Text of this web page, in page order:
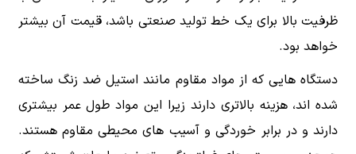
ظرفیت بالا برای یک خط تولید صنعتی باشد، قیمت آن بیشتر
خواهد بود.
دستگاه هایی که از مواد مقاوم مانند استیل ضد زنگ ساخته
شده اند، هزینه بالاتری دارند زیرا این مواد طول عمر بیشتری
دارند و در برابر خوردگی و آسیب های محیطی مقاوم هستند.